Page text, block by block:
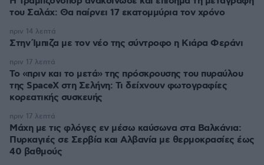
του Σαλάχ: Θα παίρνει 17 εκατομμύρια τον χρόνο
Στην Ίμπιζα με τον νέο της σύντροφο η Κιάρα Φεράνι
πριν 14 λεπτά
Το «πριν και το μετά» της πρόσκρουσης του πυραύλου
της SpaceX στη Σελήνη: Τι δείχνουν φωτογραφίες
κορεατικής συσκευής
πριν 17 λεπτά
Μάχη με τις φλόγες εν μέσω καύσωνα στα Βαλκάνια:
Πυρκαγιές σε Σερβία και Αλβανία με θερμοκρασίες έως
40 βαθμούς
πριν 17 λεπτά